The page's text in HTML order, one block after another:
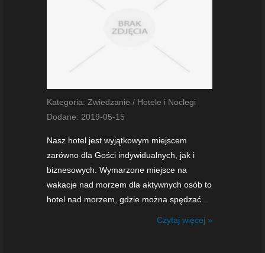
Kategoria: Zwiedzanie / Hotele i Noclegi
Dodane: 2019-05-15
Nasz hotel jest wyjątkowym miejscem
zarówno dla Gości indywidualnych, jak i
biznesowych. Wymarzone miejsce na
wakacje nad morzem dla aktywnych osób to
hotel nad morzem, gdzie można spędzać...
Czytaj więcej »